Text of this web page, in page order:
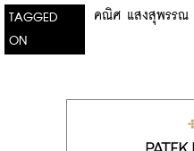
TAGGED
ON
คณิศ แสงสุพรรณ